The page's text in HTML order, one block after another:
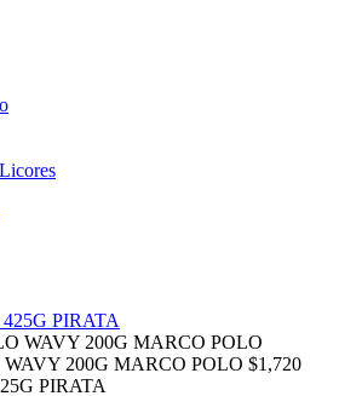
200G MARCO POLO $1,720